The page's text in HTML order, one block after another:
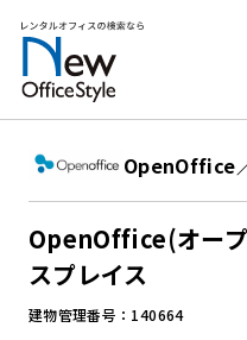
オフィスを探
主要エリアか
OpenOffice
OpenOffice(オー
スプレイス
建物管理番号：140664